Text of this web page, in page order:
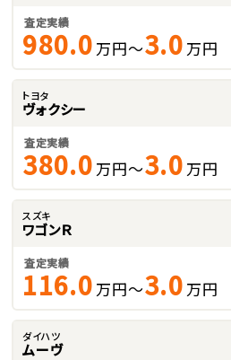
査定実績
980.0 万円～3.0 万円
トヨタ
ヴォクシー
査定実績
380.0 万円～3.0 万円
スズキ
ワゴンＲ
査定実績
116.0 万円～3.0 万円
ダイハツ
ムーヴ